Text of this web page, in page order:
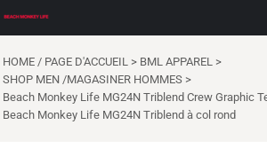
HOME / PAGE D'ACCUEIL > BML APPAREL >
SHOP MEN /MAGASINER HOMMES >
Beach Monkey Life MG24N Triblend Crew Graphic
Beach Monkey Life MG24N Triblend à col rond